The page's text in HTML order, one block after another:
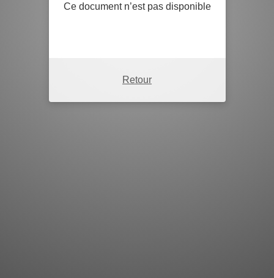
Ce document n’est pas disponible
Retour